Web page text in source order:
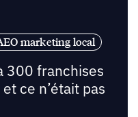
marketing local
300 franchises
ce n’était pas